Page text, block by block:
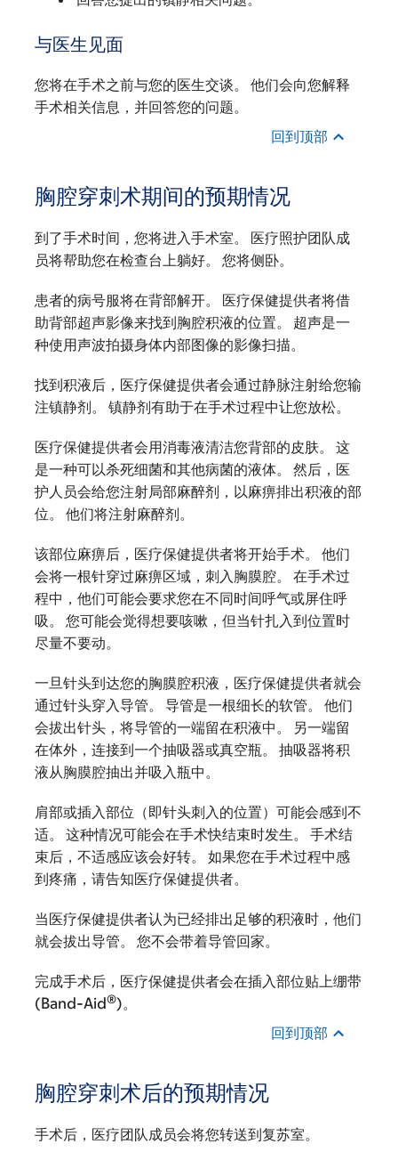
与医生见面
您将在手术之前与您的医生交谈。 他们会向您解释
手术相关信息，并回答您的问题。
回到顶部
胸腔穿刺术期间的预期情况
到了手术时间，您将进入手术室。 医疗照护团队成
员将帮助您在检查台上躺好。 您将侧卧。
患者的病号服将在背部解开。 医疗保健提供者将借
助背部超声影像来找到胸腔积液的位置。 超声是一
种使用声波拍摄身体内部图像的影像扫描。
找到积液后，医疗保健提供者会通过静脉注射给您输
注镇静剂。 镇静剂有助于在手术过程中让您放松。
医疗保健提供者会用消毒液清洁您背部的皮肤。 这
是一种可以杀死细菌和其他病菌的液体。 然后，医
护人员会给您注射局部麻醉剂，以麻痹排出积液的部
位。 他们将注射麻醉剂。
该部位麻痹后，医疗保健提供者将开始手术。 他们
会将一根针穿过麻痹区域，刺入胸膜腔。 在手术过
程中，他们可能会要求您在不同时间呼气或屏住呼
吸。 您可能会觉得想要咳嗽，但当针扎入到位置时
尽量不要动。
一旦针头到达您的胸膜腔积液，医疗保健提供者就会
通过针头穿入导管。 导管是一根细长的软管。 他们
会拔出针头，将导管的一端留在积液中。 另一端留
在体外，连接到一个抽吸器或真空瓶。 抽吸器将积
液从胸膜腔抽出并吸入瓶中。
肩部或插入部位（即针头刺入的位置）可能会感到不
适。 这种情况可能会在手术快结束时发生。 手术结
束后，不适感应该会好转。 如果您在手术过程中感
到疼痛，请告知医疗保健提供者。
当医疗保健提供者认为已经排出足够的积液时，他们
就会拔出导管。 您不会带着导管回家。
完成手术后，医疗保健提供者会在插入部位贴上绷带
(Band-Aid®)。
回到顶部
胸腔穿刺术后的预期情况
手术后，医疗团队成员会将您转送到复苏室。